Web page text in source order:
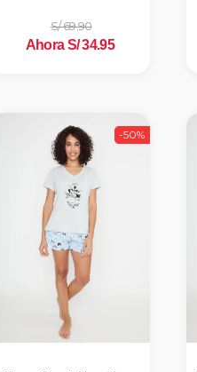
S/ 69.90
Ahora S/ 34.95
-50%